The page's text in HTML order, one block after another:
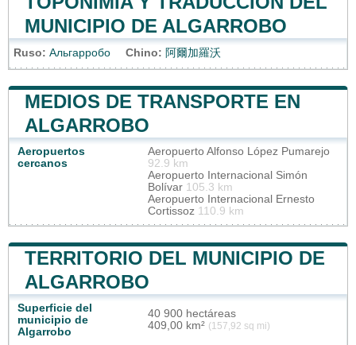
MUNICIPIO DE ALGARROBO
Ruso: Альгарробо Chino: 阿爾加羅沃
MEDIOS DE TRANSPORTE EN
ALGARROBO
Aeropuertos
cercanos
Aeropuerto Alfonso López Pumarejo
92.9 km
Aeropuerto Internacional Simón
Bolívar 105.3 km
Aeropuerto Internacional Ernesto
Cortissoz 110.9 km
TERRITORIO DEL MUNICIPIO DE
ALGARROBO
Superficie del
municipio de
Algarrobo
40 900 hectáreas
409,00 km² (157,92 sq mi)